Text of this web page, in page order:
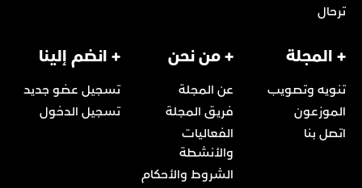
ترحال
+ المجلة
تنويه وتصويب
الموزعون
اتصل بنا
+ من نحن
عن المجلة
فريق المجلة
الفعاليات
والأنشطة
الشروط والأحكام
+ انضم إلينا
تسجيل عضو جديد
تسجيل الدخول